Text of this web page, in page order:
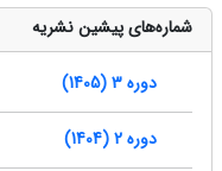
شماره‌های پیشین نشریه
دوره 3 (1405)
دوره 2 (1404)